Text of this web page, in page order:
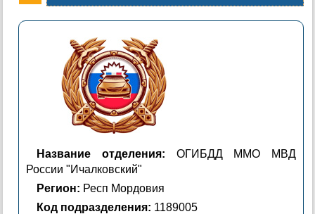
Название отделения: ОГИБДД ММО МВД
России "Ичалковский"
Регион: Респ Мордовия
Код подразделения: 1189005